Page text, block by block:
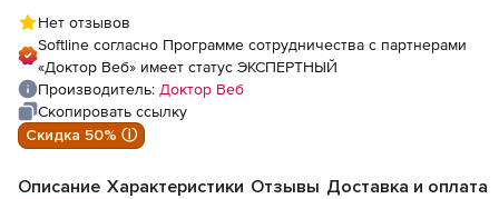
Нет отзывов
Softline согласно Программе сотрудничества с партнерами
«Доктор Веб» имеет статус ЭКСПЕРТНЫЙ
Производитель: Доктор Веб
Скопировать ссылку
Скидка 50% ⓘ
Описание Характеристики Отзывы Доставка и оплата